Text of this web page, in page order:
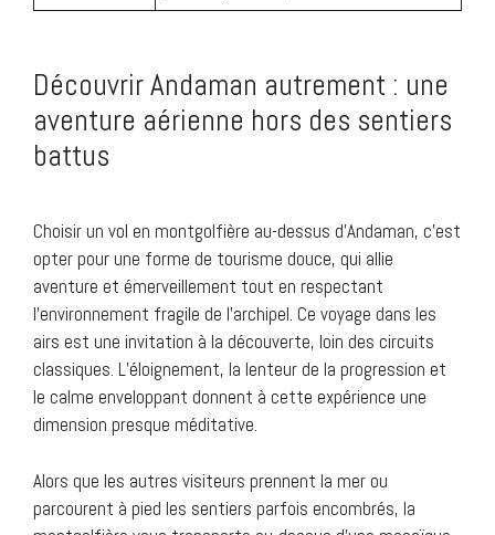
Découvrir Andaman autrement : une
aventure aérienne hors des sentiers
battus
Choisir un vol en montgolfière au-dessus d’Andaman, c’est
opter pour une forme de tourisme douce, qui allie
aventure et émerveillement tout en respectant
l’environnement fragile de l’archipel. Ce voyage dans les
airs est une invitation à la découverte, loin des circuits
classiques. L’éloignement, la lenteur de la progression et
le calme enveloppant donnent à cette expérience une
dimension presque méditative.
Alors que les autres visiteurs prennent la mer ou
parcourent à pied les sentiers parfois encombrés, la